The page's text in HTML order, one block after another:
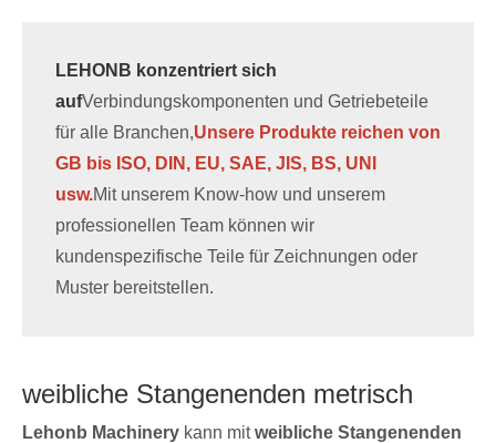
LEHONB konzentriert sich
aufVerbindungskomponenten und Getriebeteile
für alle Branchen,Unsere Produkte reichen von
GB bis ISO, DIN, EU, SAE, JIS, BS, UNI
usw.Mit unserem Know-how und unserem
professionellen Team können wir
kundenspezifische Teile für Zeichnungen oder
Muster bereitstellen.
weibliche Stangenenden metrisch
Lehonb Machinery kann mitweibliche Stangenenden